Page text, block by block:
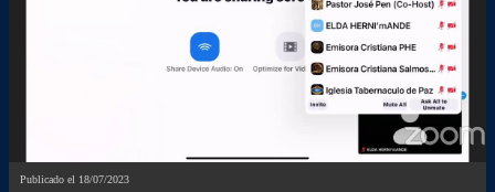
Publicado el 18/07/2023